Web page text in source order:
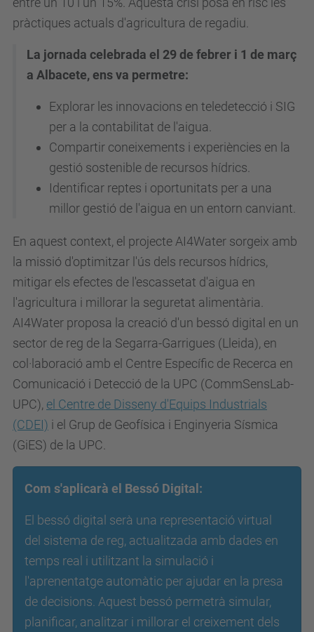
pràctiques actuals d'agricultura de regadiu.
La jornada celebrada el 29 de febrer i 1 de març
a Albacete, ens va permetre:
Explorar les innovacions en teledetecció i SIG
per a la contabilitat de l'aigua.
Compartir coneixements i experiències en la
gestió sostenible de recursos hídrics.
Identificar reptes i oportunitats per a una
millor gestió de l'aigua en un entorn canviant.
En aquest context, el projecte AI4Water sorgeix amb
la missió d'optimitzar l'ús dels recursos hídrics,
mitigar els efectes de l'escassetat d'aigua en
l'agricultura i millorar la seguretat alimentària.
AI4Water proposa la creació d'un bessó digital en un
sector de reg de la Segarra-Garrigues (Lleida), en
col·laboració amb el Centre Específic de Recerca en
Comunicació i Detecció de la UPC (CommSensLab-
UPC), el Centre de Disseny d'Equips Industrials
(CDEI) i el Grup de Geofísica i Enginyeria Sísmica
(GiES) de la UPC.
Com s'aplicarà el Bessó Digital:
El bessó digital serà una representació virtual
del sistema de reg, actualitzada amb dades en
temps real i utilitzant la simulació i
l'aprenentatge automàtic per ajudar en la presa
de decisions. Aquest bessó permetrà simular,
planificar, analitzar i millorar el creixement dels